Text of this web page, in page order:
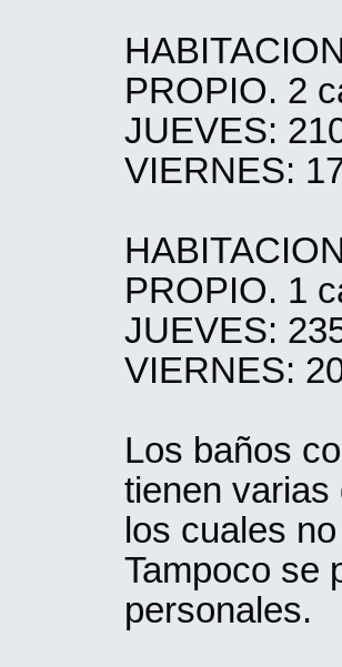
PROPIO. 2
JUEVES:
VIERNES:
PROPIO. 1
JUEVES:
VIERNES:
Los baños
tienen
los cuales
Tampoco se
personales.